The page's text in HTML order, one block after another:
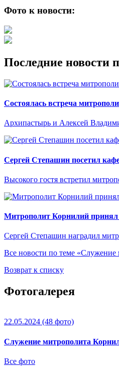
Фото к новости:
Последние новости
Состоялась встреча
Архипастырь и Алексей
Сергей Степашин посетил
Высокого гостя встретил
Митрополит Корнилий принял
Сергей Степашин наградил
Все новости по теме
Возврат к списку
Фотогалерея
22.05.2024 (48 фото)
Служение митрополита
Все фото